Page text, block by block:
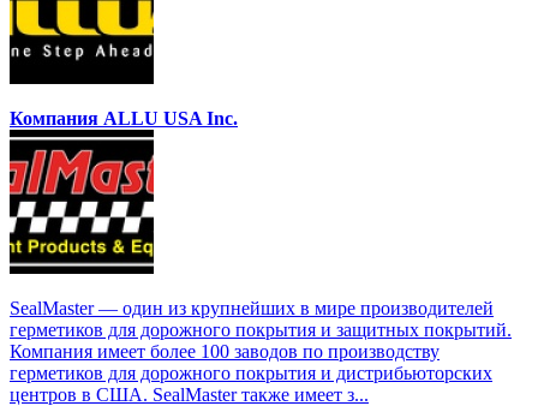
Компания ALLU USA Inc.
SealMaster — один из крупнейших в мире производителей
герметиков для дорожного покрытия и защитных покрытий.
Компания имеет более 100 заводов по производству
герметиков для дорожного покрытия и дистрибьюторских
центров в США. SealMaster также имеет з...